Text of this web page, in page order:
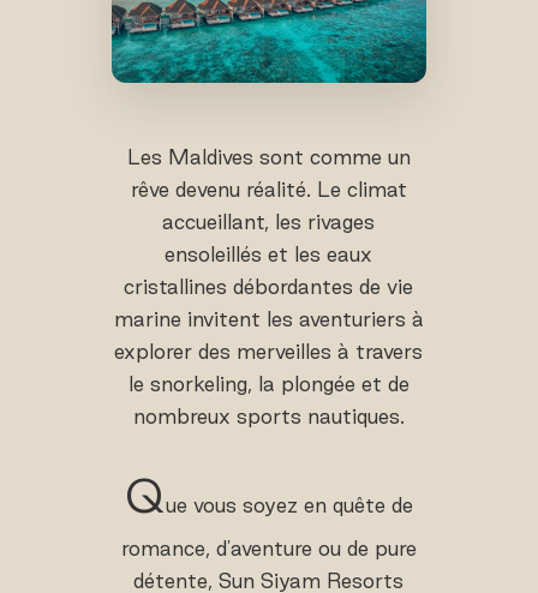
Les Maldives sont comme un
rêve devenu réalité. Le climat
accueillant, les rivages
ensoleillés et les eaux
cristallines débordantes de vie
marine invitent les aventuriers à
explorer des merveilles à travers
le snorkeling, la plongée et de
nombreux sports nautiques.
Q ue vous soyez en quête de
romance, d'aventure ou de pure
détente, Sun Siyam Resorts